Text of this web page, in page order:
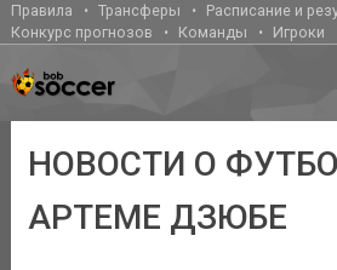
Правила Трансферы
Расписание и
Конкурс прогнозов
Команды Игроки
НОВОСТИ О
АРТЕМЕ ДЗЮБЕ